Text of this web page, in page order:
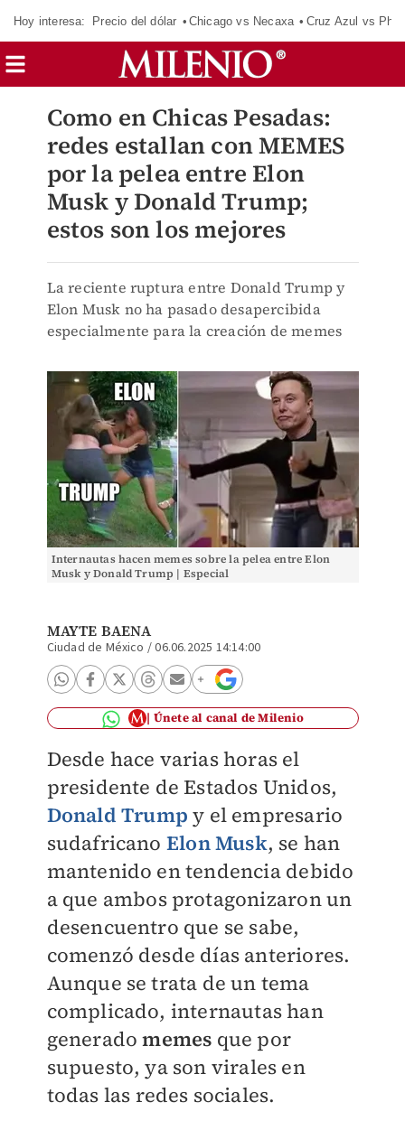
Hoy interesa: Precio del dólar Chicago vs Necaxa Cruz Azul vs
Como en Chicas Pesadas:
redes estallan con MEMES
por la pelea entre Elon
Musk y Donald Trump;
estos son los mejores
La reciente ruptura entre Donald Trump y
Elon Musk no ha pasado desapercibida
especialmente para la creación de memes
Internautas hacen memes sobre la pelea entre Elon
Musk y Donald Trump | Especial
MAYTE BAENA
Ciudad de México /06.06.2025 14:14:00
Únete al canal de Milenio
Desde hace varias horas el
presidente de Estados Unidos,
Donald Trump y el empresario
sudafricano Elon Musk, se han
mantenido en tendencia debido
a que ambos protagonizaron un
desencuentro que se sabe,
comenzó desde días anteriores.
Aunque se trata de un tema
complicado, internautas han
generadomemes que por
supuesto, ya son virales en
todas las redes sociales.